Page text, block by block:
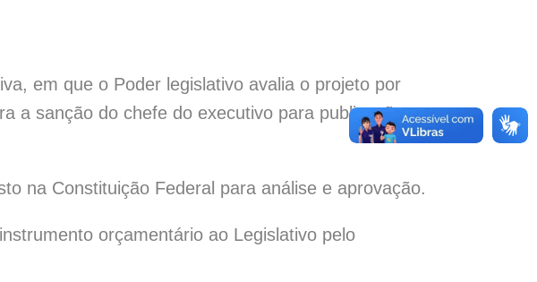
em que o Poder legislativo avalia o projeto por
a sanção do chefe do executivo para publicação
na Constituição Federal para análise e aprovação.
orçamentário ao Legislativo pelo